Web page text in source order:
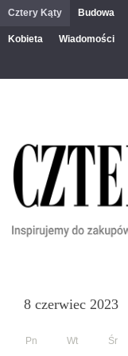
Cztery Kąty Budowa
Kobieta Wiadomości
8 czerwiec 2023
Pn Wt Śr